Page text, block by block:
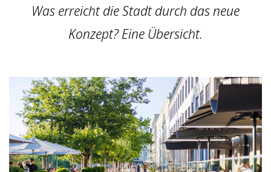
Was erreicht die Stadt durch das neue
Konzept? Eine Übersicht.